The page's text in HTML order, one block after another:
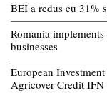
BEI a redus cu 31%
Romania
businesses
European
Agricover Credit IFN